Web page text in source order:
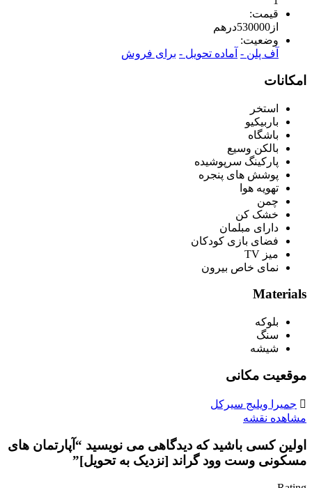
قیمت:
از 530000درهم
وضعیت:
آف پلن - آماده تحویل - برای فروش
امکانات
استخر
باربیکیو
باشگاه
بالکن وسیع
پارکینگ سرپوشیده
پوشش های پنجره
تهویه هوا
چمن
خشک کن
دارای مبلمان
فضای بازی کودکان
میز TV
نمای خاص بیرون
Materials
بلوکه
سنگ
شیشه
موقعیت مکانی
جمیرا ویلیج سیرکل
مشاهده نقشه
اولین کسی باشید که دیدگاهی می نویسید “آپارتمان های
مسکونی وست وود گراند [نزدیک به تحویل]”